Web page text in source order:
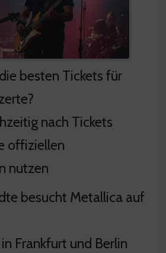
besten Tickets für
nach Tickets
offiziellen
nutzen
besucht Metallica auf
Frankfurt und Berlin